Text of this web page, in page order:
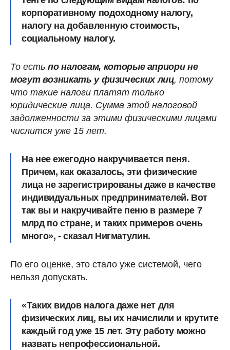
корпоративному подоходному налогу,
налогу на добавленную стоимость,
социальному налогу.
То есть по налогам, которые априори не
могут возникать у физических лиц, потому
что такие налоги платят только
юридические лица. Сумма этой налоговой
задолженности за этими физическими лицами
числится уже 15 лет.
На нее ежегодно накручивается пеня.
Причем, как оказалось, эти физические
лица не зарегистрированы даже в качестве
индивидуальных предпринимателей. Вот
так вы и накручивайте пеню в размере 7
млрд по стране, и таких примеров очень
много», - сказал Нигматулин.
По его оценке, это стало уже системой, чего
нельзя допускать.
«Таких видов налога даже нет для
физических лиц, вы их начислили и крутите
каждый год уже 15 лет. Эту работу можно
назвать непрофессиональной.